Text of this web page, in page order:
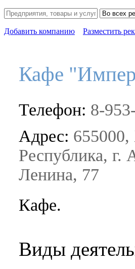
Добавить компанию Разместить
Кафе
Телефон: 8-
Адрес: 655000,
Республика, г.
Ленина, 77
Кафе.
Виды